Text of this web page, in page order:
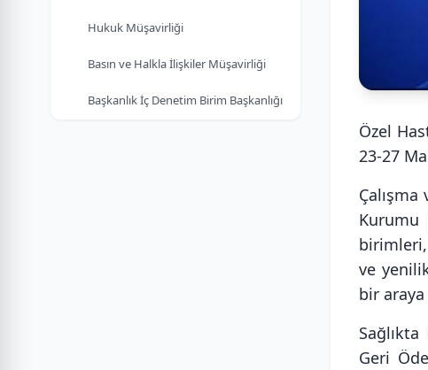
Hukuk Müşavirliği
Basın ve Halkla İlişkiler Müşavirliği
Başkanlık İç Denetim Birim Başkanlığı
Özel
23-27
Çalışma
ve
bir
Geri